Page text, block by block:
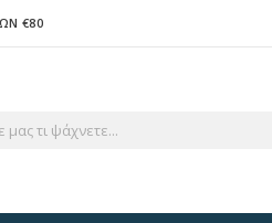
€80